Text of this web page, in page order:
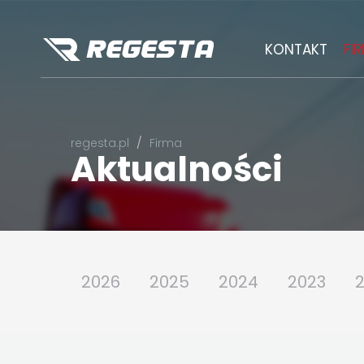
KONTAKT
regesta.pl Firma
Aktualności
2026 2025 2024 2023